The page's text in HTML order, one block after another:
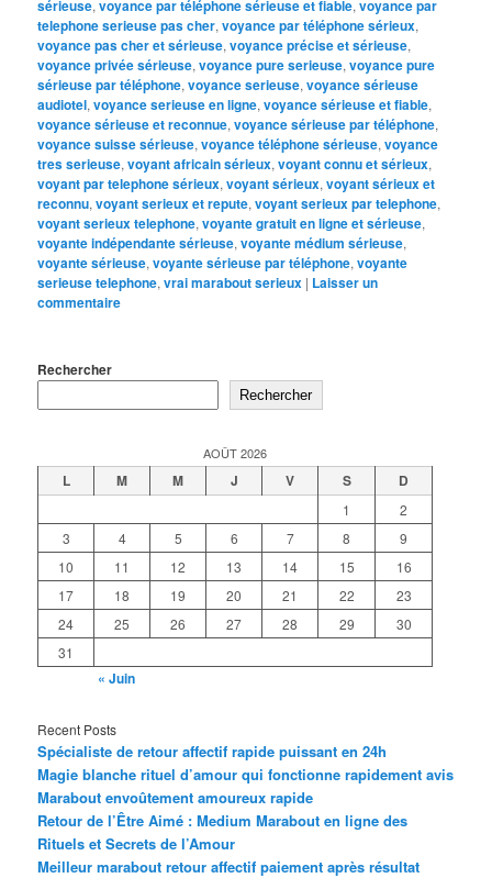
sérieuse,voyance par téléphone sérieuse et fiable,voyance par
telephone serieuse pas cher,voyance par téléphone sérieux,
voyance pas cher et sérieuse,voyance précise et sérieuse,
voyance privée sérieuse,voyance pure serieuse,voyance pure
sérieuse par téléphone,voyance serieuse,voyance sérieuse
audiotel,voyance serieuse en ligne,voyance sérieuse et fiable,
voyance sérieuse et reconnue,voyance sérieuse par téléphone,
voyance suisse sérieuse,voyance téléphone sérieuse,voyance
tres serieuse,voyant africain sérieux,voyant connu et sérieux,
voyant par telephone sérieux,voyant sérieux,voyant sérieux et
reconnu,voyant serieux et repute,voyant serieux par telephone,
voyant serieux telephone,voyante gratuit en ligne et sérieuse,
voyante indépendante sérieuse,voyante médium sérieuse,
voyante sérieuse,voyante sérieuse par téléphone,voyante
serieuse telephone,vrai marabout serieux | Laisser un
commentaire
Rechercher
Rechercher
AOÛT 2026
L M M J V S D
1
2
3
4 5 6 7 8
9
10
11 12 13 14 15
16
17
18 19 20 21 22
23
24
25 26 27 28 29
30
31
« Juin
Recent Posts
Spécialiste de retour affectif rapide puissant en 24h
Magie blanche rituel d’amour qui fonctionne rapidement avis
Marabout envoûtement amoureux rapide
Retour de l’Être Aimé : Medium Marabout en ligne des
Rituels et Secrets de l’Amour
Meilleur marabout retour affectif paiement après résultat